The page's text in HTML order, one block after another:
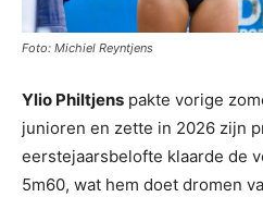
Foto: Michiel Reyntjens
Ylio Philtjens pakte vorige
junioren en zette in 2026 zijn
eerstejaarsbelofte klaarde de
5m60, wat hem doet dromen